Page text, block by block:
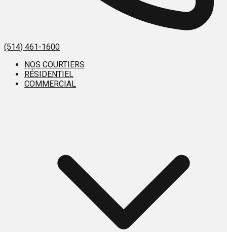
(514) 461-1600
NOS COURTIERS
RÉSIDENTIEL
COMMERCIAL